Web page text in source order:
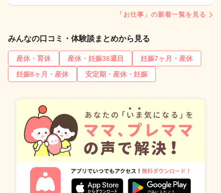
「お仕事」の新着一覧を見る
みんなの口コミ・体験談まとめから見る
産休・育休 産休・妊娠36週目
妊娠7ヶ月・産休
妊娠8ヶ月・産休
安定期・産休・妊娠